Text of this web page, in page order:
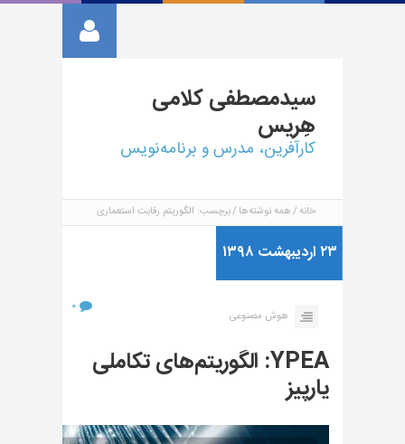
سیدمصطفیکلامی
هِریس
کارآفرین، مدرس و برنامه‌نویس
خانه همه نوشته‌ها برچسب: الگوریتم رقابت استعماری
۲۳ اردیبهشت ۱۳۹۸
هوش مصنوعی
۰
YPEA: الگوریتم‌های تکاملی
یارپیز